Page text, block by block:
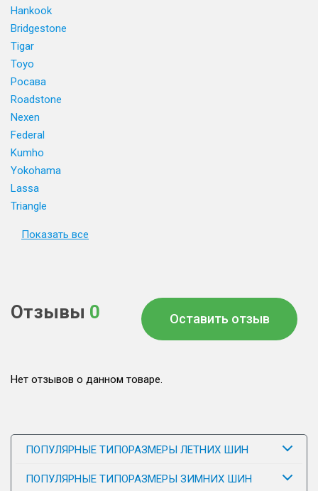
Hankook
Bridgestone
Tigar
Toyo
Росава
Roadstone
Nexen
Federal
Kumho
Yokohama
Lassa
Triangle
Показать все
Отзывы 0 Оставить отзыв
Нет отзывов о данном товаре.
ПОПУЛЯРНЫЕ ТИПОРАЗМЕРЫ ЛЕТНИХ ШИН
ПОПУЛЯРНЫЕ ТИПОРАЗМЕРЫ ЗИМНИХ ШИН